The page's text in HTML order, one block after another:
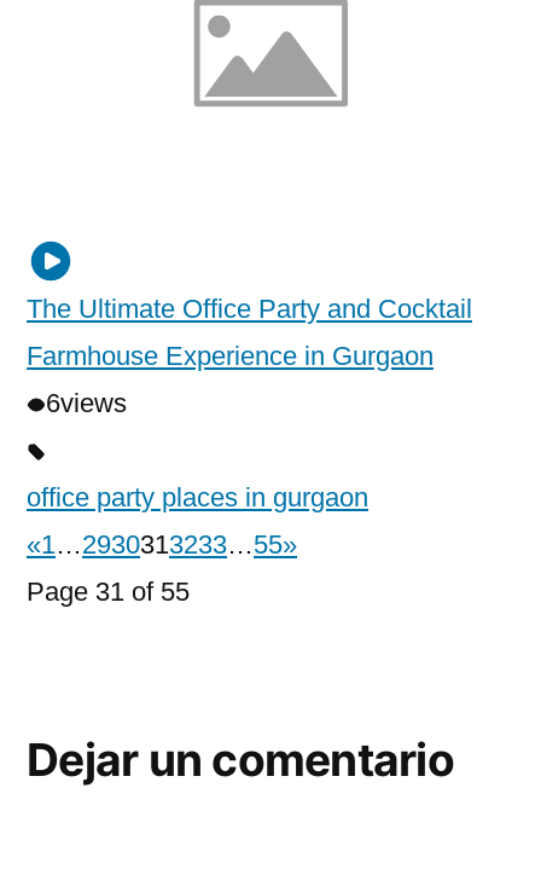
The Ultimate Office Party and Cocktail
Farmhouse Experience in Gurgaon
6views
office party places in gurgaon
«1…2930313233…55»
Page 31 of 55
Dejar un comentario